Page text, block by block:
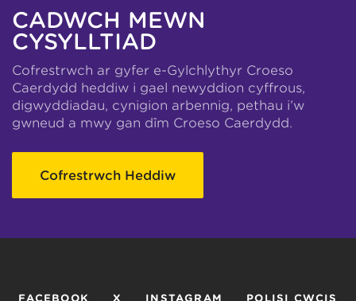
CADWCH MEWN
CYSYLLTIAD
Cofrestrwch ar gyfer e-Gylchlythyr Croeso
Caerdydd heddiw i gael newyddion cyffrous,
digwyddiadau, cynigion arbennig, pethau i’w
gwneud a mwy gan dîm Croeso Caerdydd.
Cofrestrwch Heddiw
FACEBOOK X INSTAGRAM POLISI CWCIS